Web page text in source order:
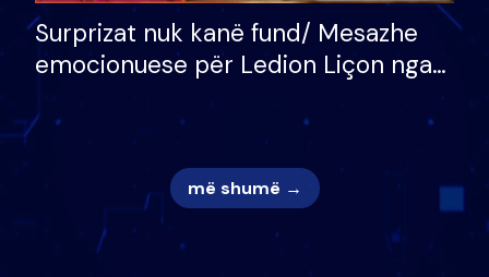
Surprizat nuk kanë fund/ Mesazhe
emocionuese për Ledion Liçon nga
nuk i mban dot lotët: Nuk meritoj…
më shumë →